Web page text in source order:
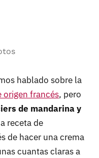
hablado sobre la
origen francés, pero
de mandarina y
receta de
de hacer una crema
cuantas claras a